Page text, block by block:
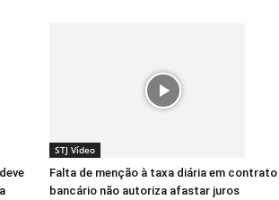
STJ Vídeo
Falta de menção à taxa diária em contrato
bancário não autoriza afastar juros